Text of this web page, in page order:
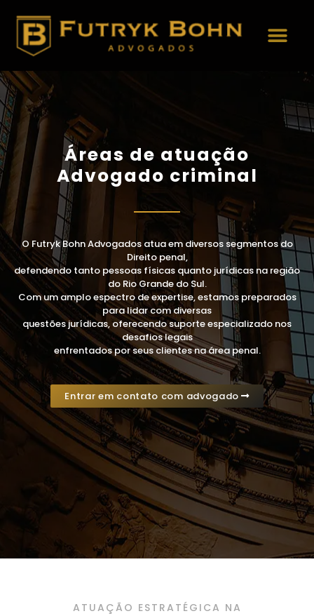
Áreas de atuação
Advogado criminal
O Futryk Bohn Advogados atua em diversos segmentos do
Direito penal,
defendendo tanto pessoas físicas quanto jurídicas na região
do Rio Grande do Sul.
Com um amplo espectro de expertise, estamos preparados
para lidar com diversas
questões jurídicas, oferecendo suporte especializado nos
desafios legais
enfrentados por seus clientes na área penal.
Entrar em contato com advogado
ATUAÇÃO ESTRATÉGICA NA